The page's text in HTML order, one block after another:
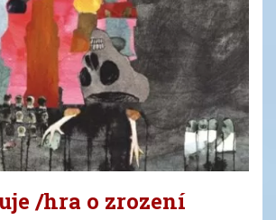
/hra o zrození